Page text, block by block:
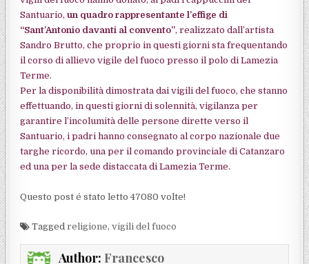
Santuario,un quadro rappresentante l’effige di
“Sant’Antonio davanti al convento”, realizzato dall’artista
Sandro Brutto, che proprio in questi giorni sta frequentando
il corso di allievo vigile del fuoco presso il polo di Lamezia
Terme.
Per la disponibilità dimostrata dai vigili del fuoco, che stanno
effettuando, in questi giorni di solennità, vigilanza per
garantire l’incolumità delle persone dirette verso il
Santuario, i padri hanno consegnato al corpo nazionale due
targhe ricordo, una per il comando provinciale di Catanzaro
ed una per la sede distaccata di Lamezia Terme.
Questo post é stato letto 47080 volte!
Taggedreligione,vigili del fuoco
Author: Francesco